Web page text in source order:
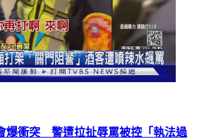
爆衝突 警遭拉扯辱罵被控「執法過